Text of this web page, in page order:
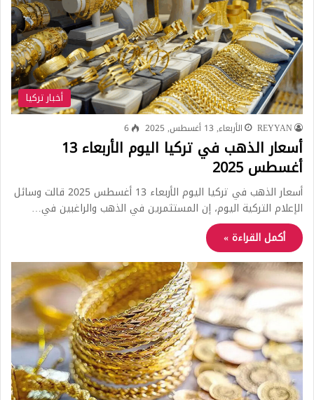
أخبار تركيا
REYYAN الأربعاء, 13 أغسطس, 2025 6
أسعار الذهب في تركيا اليوم الأربعاء 13
أغسطس 2025
أسعار الذهب في تركيا اليوم الأربعاء 13 أغسطس 2025 قالت وسائل
الإعلام التركية اليوم، إن المستثمرين في الذهب والراغبين في…
أكمل القراءة »